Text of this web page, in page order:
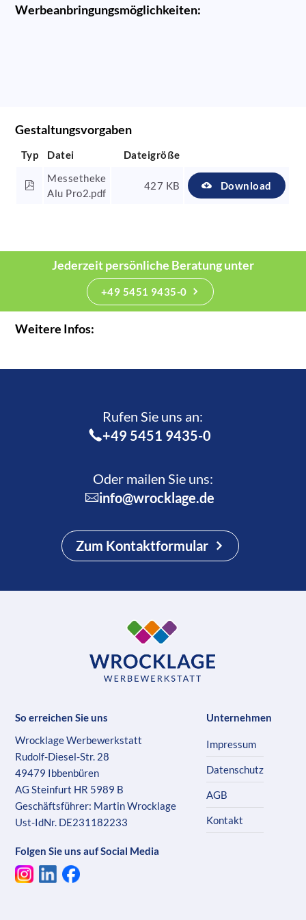
Werbeanbringungsmöglichkeiten:
Gestaltungsvorgaben
Typ Datei
Dateigröße
Messetheke
Alu Pro2.pdf
427 KB Download
Jederzeit persönliche Beratung unter
+49 5451 9435-0
Weitere Infos:
Rufen Sie uns an:­
+49 5451 9435-0
Oder mailen Sie uns:
info@wrocklage.de
Zum Kontaktformular
So erreichen Sie uns
Wrocklage Werbewerkstatt
Rudolf-Diesel-Str. 28
49479 Ibbenbüren
AG Steinfurt HR 5989 B
Geschäftsführer: Martin Wrocklage
Ust-IdNr. DE231182233
Folgen Sie uns auf Social Media
Unternehmen
Impressum
Datenschutz
AGB
Kontakt